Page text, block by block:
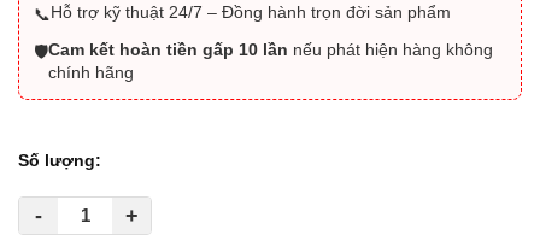
📞Hỗ trợ kỹ thuật 24/7 – Đồng hành trọn đời sản phẩm
🛡️Cam kết hoàn tiền gấp 10 lần nếu phát hiện hàng không
chính hãng
Số lượng:
- +